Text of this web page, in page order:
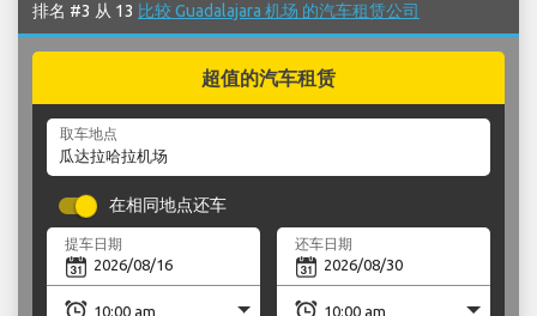
排名 #3 从 13 比较 Guadalajara 机场 的汽车租赁公司
超值的汽车租赁
取车地点
在相同地点还车
提车日期 还车日期